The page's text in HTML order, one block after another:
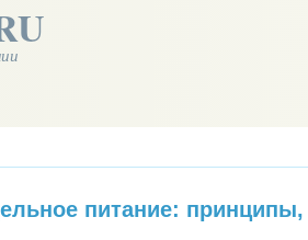
питание: принципы,